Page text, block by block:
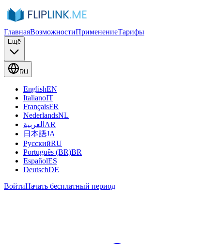
ГлавнаяВозможностиПрименениеТарифы
Ещё
RU
EnglishEN
ItalianoIT
FrançaisFR
NederlandsNL
العربية AR
日本語JA
РусскийRU
Português (BR)BR
EspañolES
DeutschDE
ВойтиНачать бесплатный период